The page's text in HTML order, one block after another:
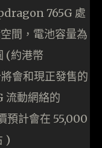
765G 處
間，電池容量為
(約港幣
會和現正發售的
流動網絡的
預計會在 55,000
)